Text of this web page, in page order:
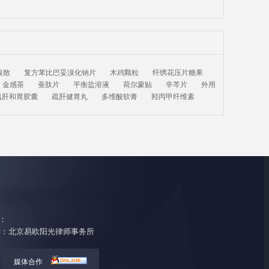
散 复方苯比巴妥溴化钠片 木鸡颗粒
纤绣花压片糖果
金感茶
蚕肽片 平衡盐溶液 荷尔蒙贴 辛芩片
外用
肝和胃胶囊
疏肝健胃丸 多维酸软膏 羟丙甲纤维素
北京易欧阳光律师事务所
媒体合作